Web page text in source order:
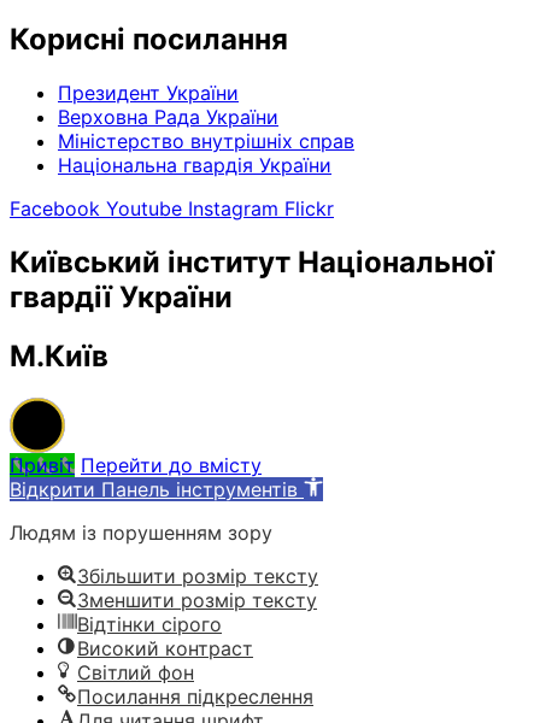
Корисні посилання
Президент України
Верховна Рада України
Міністерство внутрішніх справ
Національна гвардія України
Facebook Youtube Instagram Flickr
Київський інститут Національної
гвардії України
М.Київ
Привіт Перейти до вмісту
Відкрити Панель інструментів
Людям із порушенням зору
Збільшити розмір тексту
Зменшити розмір тексту
Відтінки сірого
Високий контраст
Світлий фон
Посилання підкреслення